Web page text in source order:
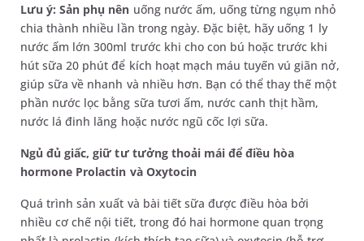
Lưu ý: Sản phụ nên uống nước ấm, uống từng ngụm nhỏ
chia thành nhiều lần trong ngày. Đặc biệt, hãy uống 1 ly
nước ấm lớn 300ml trước khi cho con bú hoặc trước khi
hút sữa 20 phút để kích hoạt mạch máu tuyến vú giãn nở,
giúp sữa về nhanh và nhiều hơn. Bạn có thể thay thế một
phần nước lọc bằng sữa tươi ấm, nước canh thịt hầm,
nước lá đinh lăng hoặc nước ngũ cốc lợi sữa.
Ngủ đủ giấc, giữ tư tưởng thoải mái để điều hòa
hormone Prolactin và Oxytocin
Quá trình sản xuất và bài tiết sữa được điều hòa bởi
nhiều cơ chế nội tiết, trong đó hai hormone quan trọng